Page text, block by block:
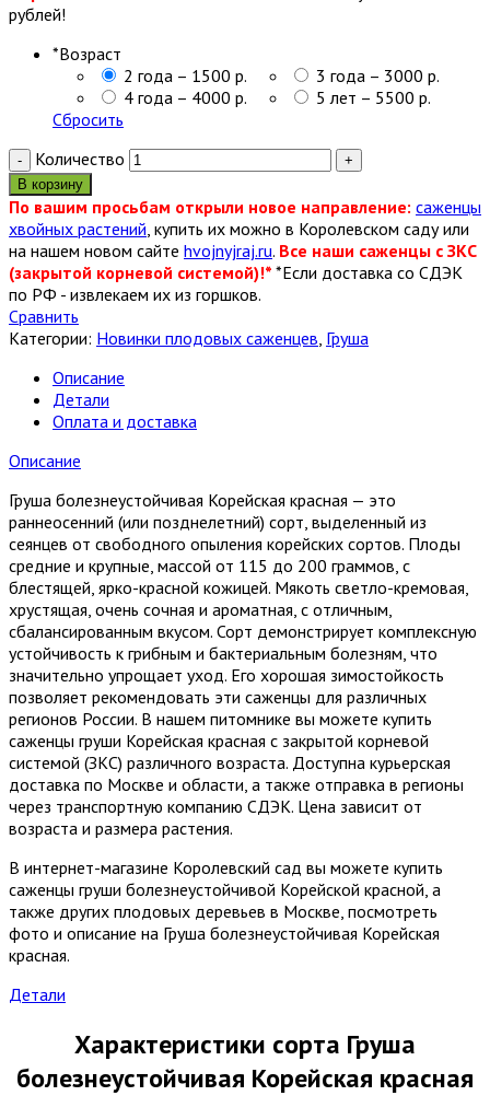
рублей!
*Возраст
2 года – 1500 р.
3 года – 3000 р.
4 года – 4000 р.
5 лет – 5500 р.
Сбросить
Количество
В корзину
По вашим просьбам открыли новое направление: саженцы
хвойных растений , купить их можно в Королевском саду или
на нашем новом сайте hvojnyjraj.ru. Все наши саженцы с ЗКС
(закрытой корневой системой)!* *Если доставка со СДЭК
по РФ - извлекаем их из горшков.
Сравнить
Категории: Новинки плодовых саженцев Груша
Описание
Детали
Оплата и доставка
Описание
Груша болезнеустойчивая Корейская красная — это
раннеосенний (или позднелетний) сорт, выделенный из
сеянцев от свободного опыления корейских сортов. Плоды
средние и крупные, массой от 115 до 200 граммов, с
блестящей, ярко-красной кожицей. Мякоть светло-кремовая,
хрустящая, очень сочная и ароматная, с отличным,
сбалансированным вкусом. Сорт демонстрирует комплексную
устойчивость к грибным и бактериальным болезням, что
значительно упрощает уход. Его хорошая зимостойкость
позволяет рекомендовать эти саженцы для различных
регионов России. В нашем питомнике вы можете купить
саженцы груши Корейская красная с закрытой корневой
системой (ЗКС) различного возраста. Доступна курьерская
доставка по Москве и области, а также отправка в регионы
через транспортную компанию СДЭК. Цена зависит от
возраста и размера растения.
В интернет-магазине Королевский сад вы можете купить
саженцы груши болезнеустойчивой Корейской красной, а
также других плодовых деревьев в Москве, посмотреть
фото и описание на Груша болезнеустойчивая Корейская
красная.
Детали
Характеристики сорта Груша
болезнеустойчивая Корейская красная